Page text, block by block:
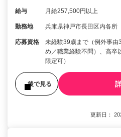
給与 月給257,500円以上
勤務地 兵庫県神戸市長田区内各所
応募資格
未経験39歳まで（例外事由
め／職業経験不問）、高
限定可）
後で見る
更新日：